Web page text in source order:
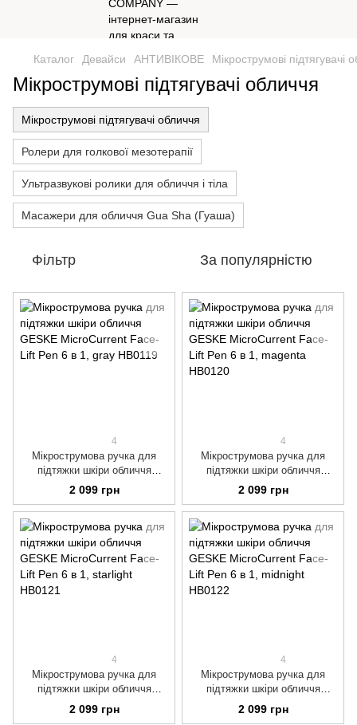
Каталог Девайси АНТИВІКОВЕ Мікрострумові підтягувачі
Мікрострумові підтягувачі обличчя
Мікрострумові підтягувачі обличчя
Ролери для голкової мезотерапії
Ультразвукові ролики для обличчя і тіла
Масажери для обличчя Gua Sha (Гуаша)
Фільтр За популярністю
4
Мікрострумова ручка для
підтяжки шкіри обличчя
GESKE MicroCurrent Face-Lift
Pen 6 в 1, gray
2 099 грн
4
Мікрострумова ручка для
підтяжки шкіри обличчя
GESKE MicroCurrent Face-Lift
Pen 6 в 1, magenta
2 099 грн
4
Мікрострумова ручка для
підтяжки шкіри обличчя
GESKE MicroCurrent Face-Lift
Pen 6 в 1, starlight
2 099 грн
4
Мікрострумова ручка для
підтяжки шкіри обличчя
GESKE MicroCurrent Face-Lift
Pen 6 в 1, midnight
2 099 грн